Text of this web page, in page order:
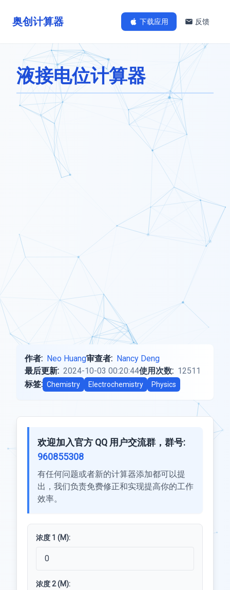
奥创计算器 下载应用 反馈
液接电位计算器
作者: Neo Huang审查者: Nancy Deng
最后更新: 2024-10-03 00:20:44使用次数: 12511
标签: Chemistry Electrochemistry Physics
欢迎加入官方 QQ 用户交流群，群号:
960855308
有任何问题或者新的计算器添加都可以提
出，我们负责免费修正和实现提高你的工作
效率。
浓度 1 (M):
浓度 2 (M):